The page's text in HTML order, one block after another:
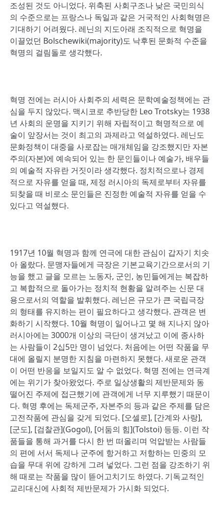
조성된 것도 아니었다. 위축된 사회구조나 낮은 국민의식
의 수준으로는 프랑스나 독일과 같은 거국적인 사회혁명은
기대하기 어려웠다. 레닌의 지도아래 조직적으로 혁명을
이끌었던 Bolschewiki(majority)도 낙후된 문화적 수준을
혁명의 걸림돌로 생각했다.
혁명 전에는 러시아 사회주의 세력은 문학예술정책에는 관
심을 두지 않았다. 맥시코로 추반당한 Leo Trotsky는 1938
년 사회의 운명을 지키기 위해 자립적이고 혁명적으로 예
술이 앞장서는 것이 최고의 과제라고 역설하였다. 레닌도
문화정책이 대중을 사로잡는 매개체임을 강조했지만 자본
주의(자본)에 예속되어 있는 한 문인들이나 예술가, 배우들
의 예술적 자유란 거짓이라 생각했다. 정치적으로나 경제
적으로 자유를 얻을 때, 제정 러시아의 독제로부터 자유를
되찾을 때 비로소 문인들은 진정한 예술적 자유를 얻을 수
있다고 역설했다.
1917년 10월 혁명과 함께 연극에 대한 관심이 갑자기 치솟
아 올랐다. 문맹자들에게 극장은 기본교육기간으로서의 기
능을 했고 글을 모르는 노동자, 군인, 농민들에게는 복잡하
고 복합적으로 돌아가는 정치적 현황을 알려주는 신문 대
용으로서의 역할을 발휘했다. 레닌은 규모가 큰 국립극장
의 형태를 유지하는 편이 필요하다고 생각했다. 관객은 변
화하기 시작했다. 10월 혁명이 일어나고 몇 해 지나지 않아
러시아에는 3000개 이상의 극단이 생겨났고 이에 종사하
는 사람들이 2십5만 명이 넘었다. 처음에는 어떤 작품을 무
대에 올릴지 분명한 지침을 마련하지 못했다. 새로운 관객
이 어떤 반응을 보일지도 알 수 없었다. 혁명 전에는 연극계
에는 위기가 찾아왔었다. 주로 일상생활의 제반문제와 동
떨어진 주제에 접근했기에 관객에게 너무 지루했기 때문이
다. 혁명 후에는 독제군주, 자본주의 등과 같은 주제를 담은
고전작품에 관심을 갖게 되었다. [오셀로], [간계와 사랑],
[군도], [검찰관](Gogol), [어둠의 힘](Tolstoi) 등등. 이런 작
품들을 통해 과거를 다시 한 번 떠올리며 억압받는 사람들
의 편에 서서 독제나 군주에 항거하고 저항하는 민중의 모
습을 무대 위에 강하게 그려 넣었다. 그런 점을 강조하기 위
해 때로는 작품을 많이 뜯어고치기도 하였다. 기독교적인
교리대신에 사회적 제반문제가 가시화 되었다.